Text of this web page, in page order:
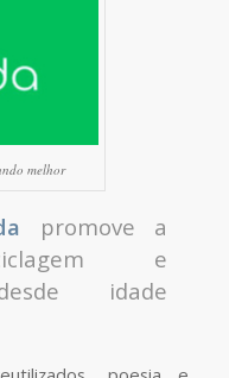
melhor
promove a
e
idade